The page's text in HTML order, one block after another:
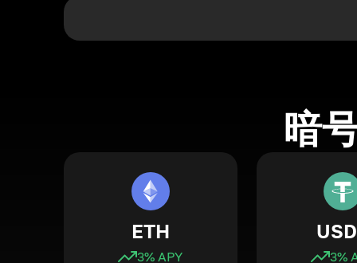
暗
ETH
3% APY 3%